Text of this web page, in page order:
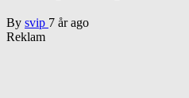
By svip 7 år ago
Reklam